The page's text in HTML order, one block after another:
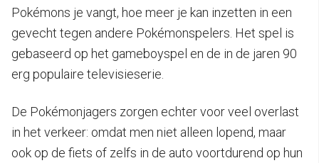
Pokémons je vangt, hoe meer je kan inzetten in een
gevecht tegen andere Pokémonspelers. Het spel is
gebaseerd op het gameboyspel en de in de jaren 90
erg populaire televisieserie.
De Pokémonjagers zorgen echter voor veel overlast
in het verkeer: omdat men niet alleen lopend, maar
ook op de fiets of zelfs in de auto voortdurend op hun